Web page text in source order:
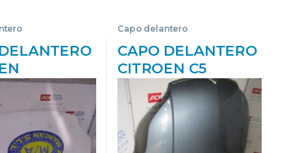
(1996->)
75 D-9HW –
Capo delantero
CAPO DELANTERO
CITROEN C5
BERLINA (2004->)
2.0 HDI (RCRHRH)
D- RHR – #PROV#
DRHRPROV GRIS